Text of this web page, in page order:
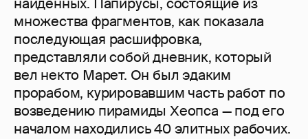
найденных. Папирусы, состоящие из
множества фрагментов, как показала
последующая расшифровка,
представляли собой дневник, который
вел некто Марет. Он был эдаким
прорабом, курировавшим часть работ по
возведению пирамиды Хеопса — под его
началом находились 40 элитных рабочих.